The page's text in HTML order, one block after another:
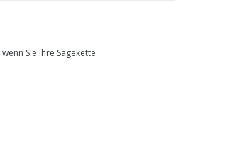
Sie Ihre Sägekette